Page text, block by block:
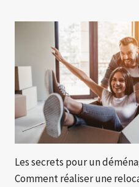
Les secrets pour un
Comment réaliser une